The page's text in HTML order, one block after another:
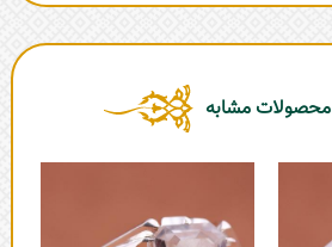
محصولات مشابه